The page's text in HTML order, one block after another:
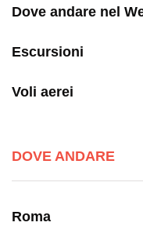
Dove andare nel
Escursioni
Voli aerei
DOVE ANDARE
Roma